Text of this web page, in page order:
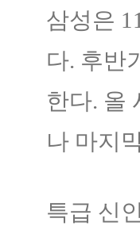
삼성은
다. 후반
한다. 올
나 마지
특급 신